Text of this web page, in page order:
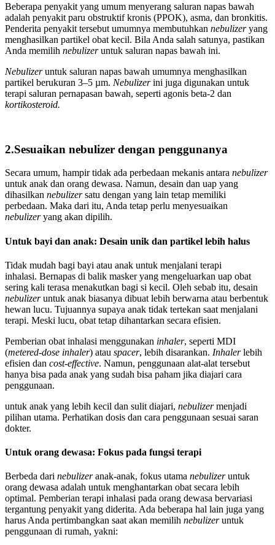
Beberapa penyakit yang umum menyerang saluran napas bawah
adalah penyakit paru obstruktif kronis (PPOK), asma, dan bronkitis.
Penderita penyakit tersebut umumnya membutuhkan nebulizeryang
menghasilkan partikel obat kecil. Bila Anda salah satunya, pastikan
Anda memilih nebulizeruntuk saluran napas bawah ini.
Nebulizeruntuk saluran napas bawah umumnya menghasilkan
partikel berukuran 3–5 µm. Nebulizerini juga digunakan untuk
terapi saluran pernapasan bawah, seperti agonis beta-2 dan
kortikosteroid.
2.Sesuaikan nebulizer dengan penggunanya
Secara umum, hampir tidak ada perbedaan mekanis antara nebulizer
untuk anak dan orang dewasa. Namun, desain dan uap yang
dihasilkan nebulizersatu dengan yang lain tetap memiliki
perbedaan. Maka dari itu, Anda tetap perlu menyesuaikan
nebulizeryang akan dipilih.
Untuk bayi dan anak: Desain unik dan partikel lebih halus
Tidak mudah bagi bayi atau anak untuk menjalani terapi
inhalasi. Bernapas di balik masker yang mengeluarkan uap obat
sering kali terasa menakutkan bagi si kecil. Oleh sebab itu, desain
nebulizeruntuk anak biasanya dibuat lebih berwarna atau berbentuk
hewan lucu. Tujuannya supaya anak tidak tertekan saat menjalani
terapi. Meski lucu, obat tetap dihantarkan secara efisien.
Pemberian obat inhalasi menggunakan inhaler, seperti MDI
(metered-dose inhaler) atau spacer, lebih disarankan. Inhalerlebih
efisien dan cost-effective. Namun, penggunaan alat-alat tersebut
hanya bisa pada anak yang sudah bisa paham jika diajari cara
penggunaan.
untuk anak yang lebih kecil dan sulit diajari, nebulizermenjadi
pilihan utama. Perhatikan dosis dan cara penggunaan sesuai saran
dokter.
Untuk orang dewasa: Fokus pada fungsi terapi
Berbeda dari nebulizeranak-anak, fokus utama nebulizeruntuk
orang dewasa adalah untuk menghantarkan obat secara lebih
optimal. Pemberian terapi inhalasi pada orang dewasa bervariasi
tergantung penyakit yang diderita. Ada beberapa hal lain juga yang
harus Anda pertimbangkan saat akan memilih nebulizeruntuk
penggunaan di rumah, yakni: